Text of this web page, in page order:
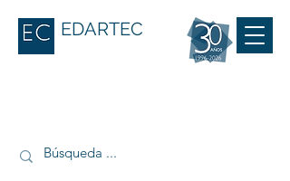
EDARTEC